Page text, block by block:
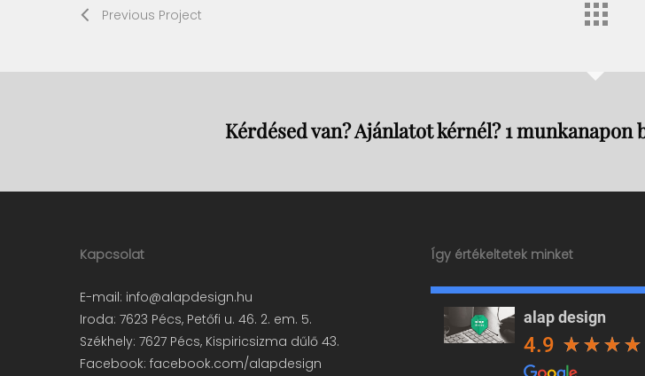
Previous Project
Kérdésed van? Ajánlatot kérnél? 1 munkanapon
Kapcsolat
E-mail: info@alapdesign.hu
Iroda: 7623 Pécs, Petőfi u. 46. 2. em. 5.
Székhely: 7627 Pécs, Kispiricsizma dűlő 43.
Facebook: facebook.com/alapdesign
Így értékeltetek minket
alap design
4.9